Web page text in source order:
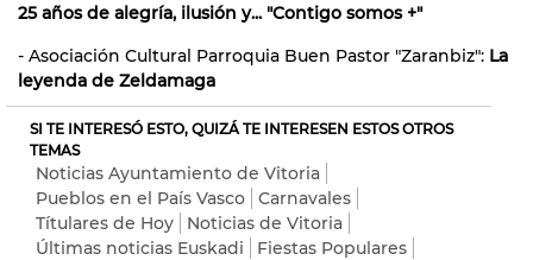
25 años de alegría, ilusión y... "Contigo somos +"
- Asociación Cultural Parroquia Buen Pastor "Zaranbiz": La
leyenda de Zeldamaga
SI TE INTERESÓ ESTO, QUIZÁ TE INTERESEN ESTOS OTROS
TEMAS
Noticias Ayuntamiento de Vitoria
Pueblos en el País Vasco
Carnavales
Títulares de Hoy
Noticias de Vitoria
Últimas noticias Euskadi
Fiestas Populares